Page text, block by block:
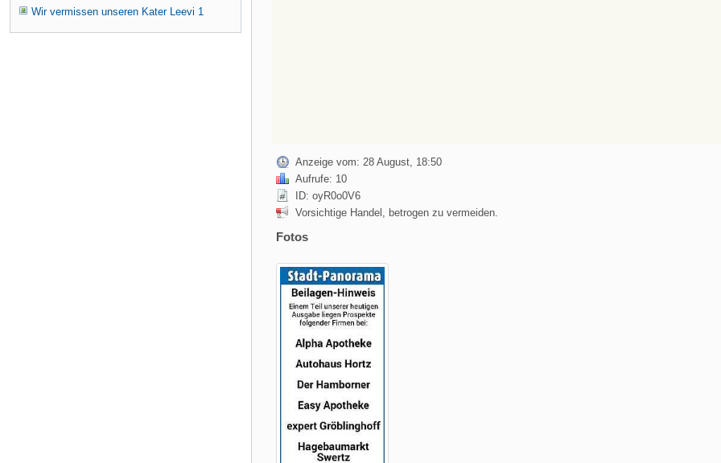
Anzeige vom: 28 August, 18:50
Aufrufe: 10
ID: oyR0o0V6
Vorsichtige Handel, betrogen zu vermeiden.
Fotos
Wir vermissen unseren Kater Leevi 1